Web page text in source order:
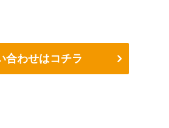
合わせはコチラ